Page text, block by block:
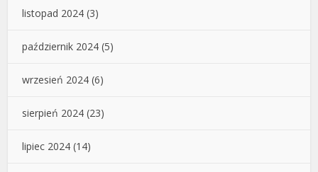
listopad 2024 (3)
październik 2024 (5)
wrzesień 2024 (6)
sierpień 2024 (23)
lipiec 2024 (14)